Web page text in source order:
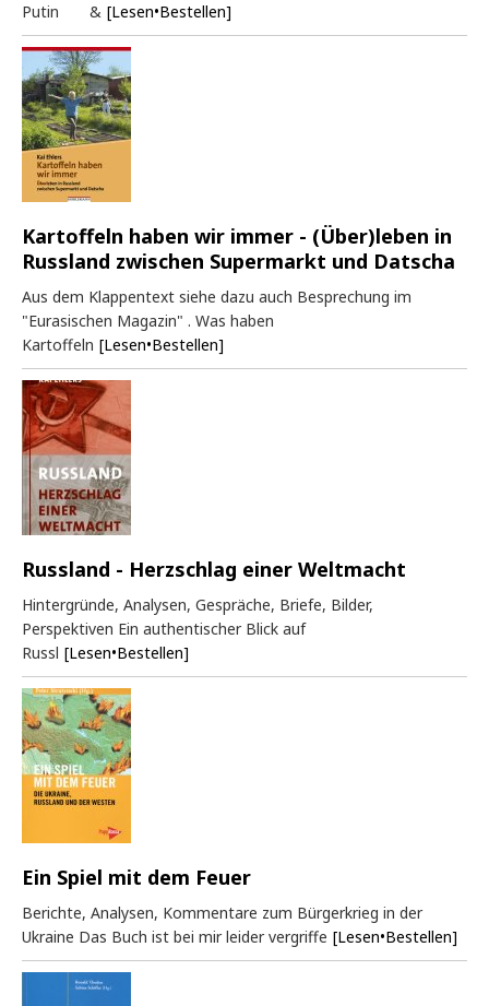
Putin & [Lesen•Bestellen]
Kartoffeln haben wir immer - (Über)leben in
Russland zwischen Supermarkt und Datscha
Aus dem Klappentext siehe dazu auch Besprechung im
"Eurasischen Magazin" . Was haben
Kartoffeln [Lesen•Bestellen]
Russland - Herzschlag einer Weltmacht
Hintergründe, Analysen, Gespräche, Briefe, Bilder,
Perspektiven Ein authentischer Blick auf
Russl [Lesen•Bestellen]
Ein Spiel mit dem Feuer
Berichte, Analysen, Kommentare zum Bürgerkrieg in der
Ukraine Das Buch ist bei mir leider vergriffe [Lesen•Bestellen]